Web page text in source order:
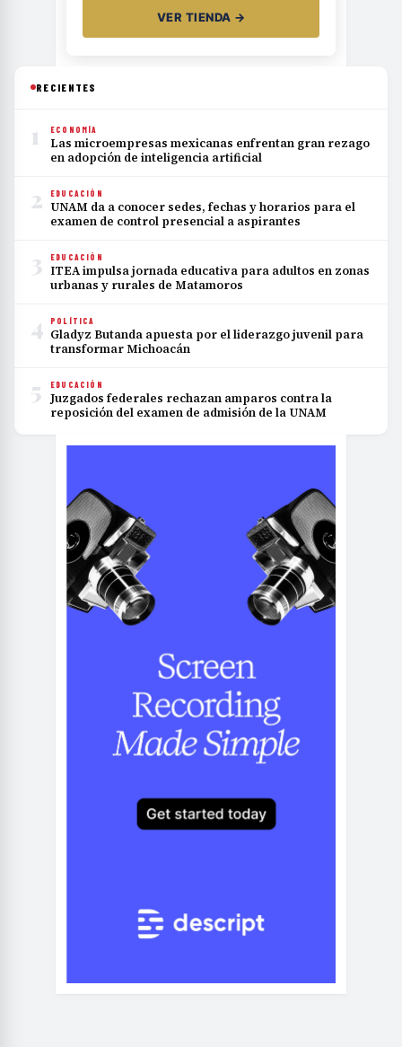
VER TIENDA →
RECIENTES
1 ECONOMÍA
Las microempresas mexicanas enfrentan gran rezago
en adopción de inteligencia artificial
2 EDUCACIÓN
UNAM da a conocer sedes, fechas y horarios para el
examen de control presencial a aspirantes
3 EDUCACIÓN
ITEA impulsa jornada educativa para adultos en zonas
urbanas y rurales de Matamoros
4 POLÍTICA
Gladyz Butanda apuesta por el liderazgo juvenil para
transformar Michoacán
5 EDUCACIÓN
Juzgados federales rechazan amparos contra la
reposición del examen de admisión de la UNAM